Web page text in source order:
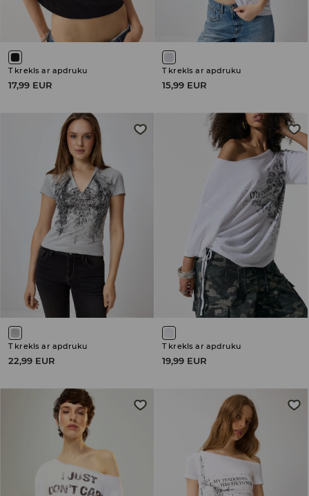
T krekls ar apdruku
17,99 EUR
T krekls ar apdruku
15,99 EUR
T krekls ar apdruku
22,99 EUR
T krekls ar apdruku
19,99 EUR